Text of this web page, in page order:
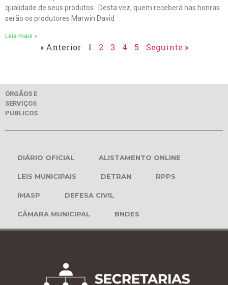
qualidade de seus produtos. Desta vez, quem receberá nas honras
serão os produtores Marwin David
Leia mais »
« Anterior 1 2 3 4 5 Seguinte »
ÓRGÃOS E
SERVIÇOS
PÚBLICOS
DIÁRIO OFICIAL ALISTAMENTO ONLINE
LEIS MUNICIPAIS DETRAN RPPS
IMASP DEFESA CIVIL
CÂMARA MUNICIPAL BNDES